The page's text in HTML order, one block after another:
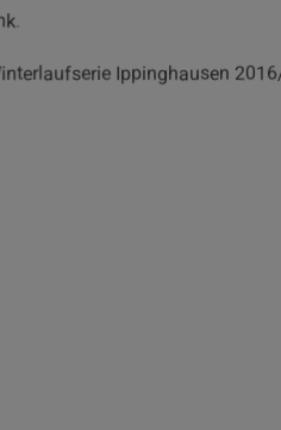
.
Ippinghausen